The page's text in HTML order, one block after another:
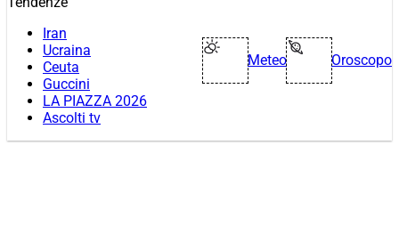
Iran
Ucraina
Ceuta
Guccini
LA PIAZZA 2026
Ascolti tv
Meteo Oroscopo